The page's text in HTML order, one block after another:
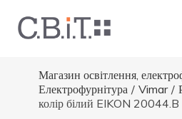
Магазин освітлення,
Електрофурнітура / Vimar /
колір білий EIKON 20044.B